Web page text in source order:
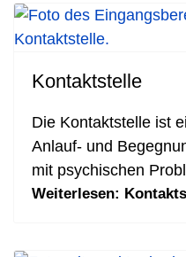
Kontaktstelle
Die Kontaktstelle ist
Anlauf- und
mit psychischen
Weiterlesen: